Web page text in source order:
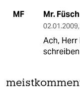
MF Mr. Füsch
02.01.2009,
Ach,